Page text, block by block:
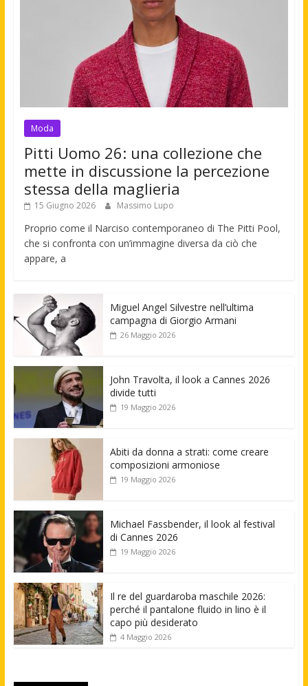
Moda
Pitti Uomo 26: una collezione che
mette in discussione la percezione
stessa della maglieria
15 Giugno 2026 Massimo Lupo
Proprio come il Narciso contemporaneo di The Pitti Pool,
che si confronta con un’immagine diversa da ciò che
appare, a
Miguel Angel Silvestre nell’ultima
campagna di Giorgio Armani
26 Maggio 2026
John Travolta, il look a Cannes 2026
divide tutti
19 Maggio 2026
Abiti da donna a strati: come creare
composizioni armoniose
19 Maggio 2026
Michael Fassbender, il look al festival
di Cannes 2026
19 Maggio 2026
Il re del guardaroba maschile 2026:
perché il pantalone fluido in lino è il
capo più desiderato
4 Maggio 2026